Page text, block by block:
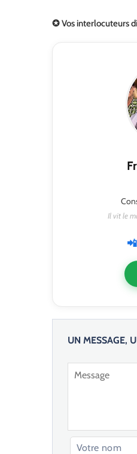
✪ Vos interlocuteurs
Il vit le
UN MESSAGE,